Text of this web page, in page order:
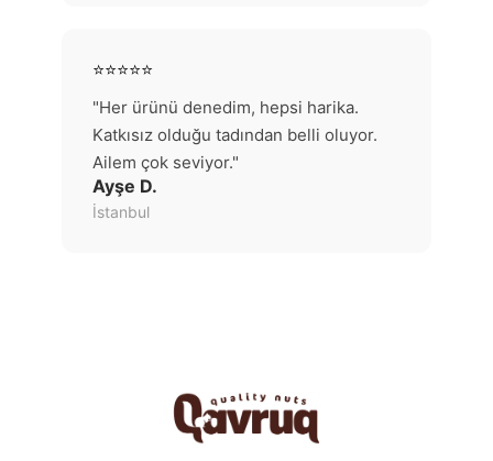
⭐⭐⭐⭐⭐
"Her ürünü denedim, hepsi harika.
Katkısız olduğu tadından belli oluyor.
Ailem çok seviyor."
Ayşe D.
İstanbul